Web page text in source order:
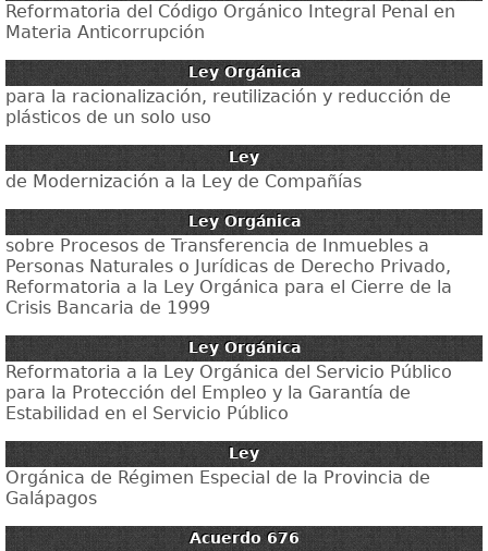
Reformatoria del Código Orgánico Integral Penal en
Materia Anticorrupción
Ley Orgánica
para la racionalización, reutilización y reducción de
plásticos de un solo uso
Ley
de Modernización a la Ley de Compañías
Ley Orgánica
sobre Procesos de Transferencia de Inmuebles a
Personas Naturales o Jurídicas de Derecho Privado,
Reformatoria a la Ley Orgánica para el Cierre de la
Crisis Bancaria de 1999
Ley Orgánica
Reformatoria a la Ley Orgánica del Servicio Público
para la Protección del Empleo y la Garantía de
Estabilidad en el Servicio Público
Ley
Orgánica de Régimen Especial de la Provincia de
Galápagos
Acuerdo 676